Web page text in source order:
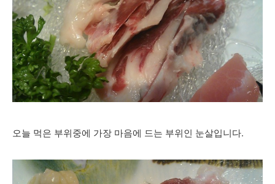
오늘 먹은 부위중에 가장 마음에 드는 부위인 눈살입니다.